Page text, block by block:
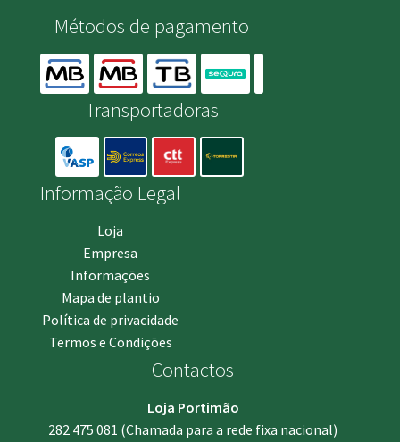
Métodos de pagamento
Transportadoras
Informação Legal
Loja
Empresa
Informações
Mapa de plantio
Política de privacidade
Termos e Condições
Contactos
Loja Portimão
282 475 081 (Chamada para a rede fixa nacional)